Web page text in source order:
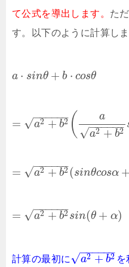
て公式を導出します。 た
す。以下のように計算しま
a ⋅ sinθ + b ⋅ cosθ
= a2 + b2
− −
−−−−
√ (
a
a2 + b2
− −
−−−−
√
= a2 + b2
− −
−−−−
√ (sinθcosα +
= a2 + b2
− −
−−−−
√ sin(θ + α)
計算の最初に a2 + b2
− −
−−−−
√ を